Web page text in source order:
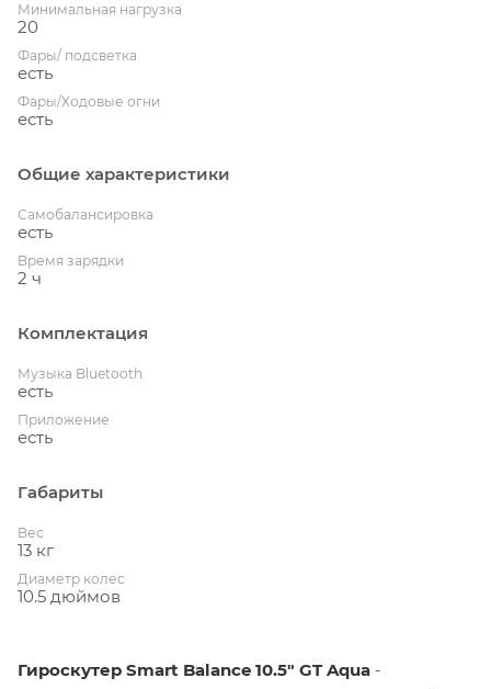
Минимальная нагрузка
20
Фары/ подсветка
есть
Фары/Ходовые огни
есть
Общие характеристики
Cамобалансировка
есть
Время зарядки
2 ч
Комплектация
Музыка Bluetooth
есть
Приложение
есть
Габариты
Вес
13 кг
Диаметр колес
10.5 дюймов
Гироскутер Smart Balance 10.5" GT Aqua -